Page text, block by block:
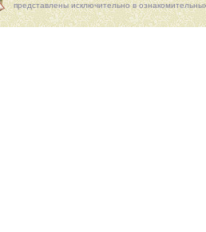
представлены исключительно в